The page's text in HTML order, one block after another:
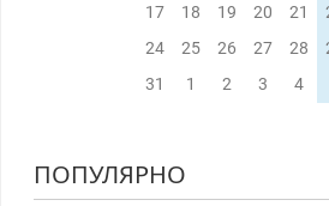
17
18 19 20 21
24
25 26 27 28
31
1 2 3 4
ПОПУЛЯРНО